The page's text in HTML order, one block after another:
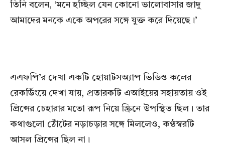
তিনি বলেন, ‘মনে হচ্ছিল যেন কোনো ভালোবাসার জাদু
আমাদের মনকে একে অপরের সঙ্গে যুক্ত করে দিয়েছে।’
এএফপি’র দেখা একটি হোয়াটসঅ্যাপ ভিডিও কলের
রেকর্ডিংয়ে দেখা যায়, প্রতারকটি এআইয়ের সহায়তায় ওই
প্রিন্সের চেহারার মতো রূপ নিয়ে স্ক্রিনে উপস্থিত ছিল। তার
কথাগুলো ঠোঁটের নড়াচড়ার সঙ্গে মিললেও, কণ্ঠস্বরটি
আসল প্রিন্সের ছিল না।